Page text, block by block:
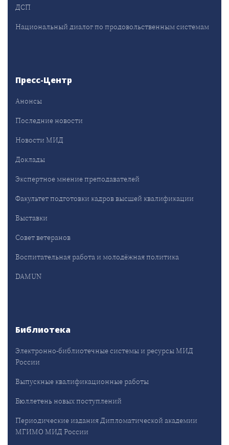
ДСП
Национальный диалог по продовольственным системам
Пресс-Центр
Анонсы
Последние новости
Новости МИД
Доклады
Экспертное мнение преподавателей
Факультет подготовки кадров высшей квалификации
Выставки
Совет ветеранов
Воспитательная работа и молодёжная политика
DAMUN
Библиотека
Электронно-библиотечные системы и ресурсы МИД
России
Выпускные квалификационные работы
Бюллетень новых поступлений
Периодические издания Дипломатической академии
МГИМО МИД России